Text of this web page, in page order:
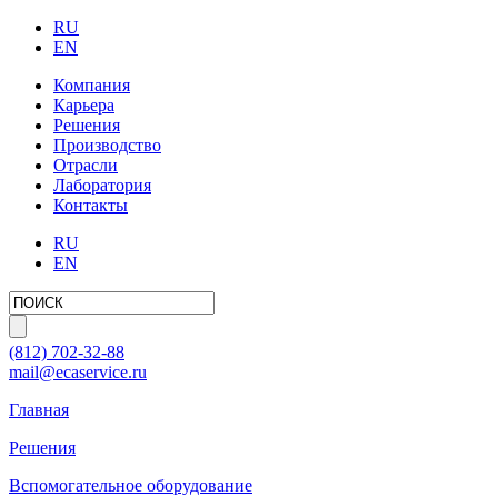
RU
EN
Компания
Карьера
Решения
Производство
Отрасли
Лаборатория
Контакты
RU
EN
(812) 702-32-88
mail@ecaservice.ru
Главная
Решения
Вспомогательное оборудование